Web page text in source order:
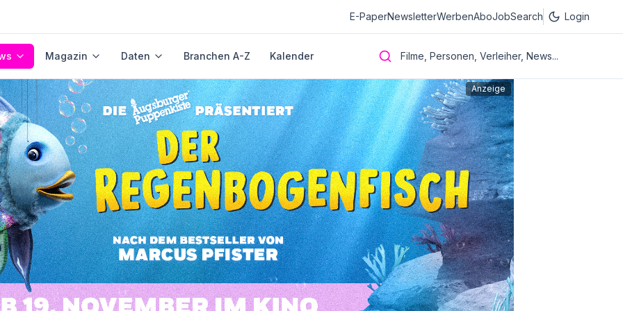
E-PaperNewsletterWerbenAboJobSearch Login
Magazin Daten Branchen A-Z Kalender Filme, Personen, Verleiher, News...
Anzeige